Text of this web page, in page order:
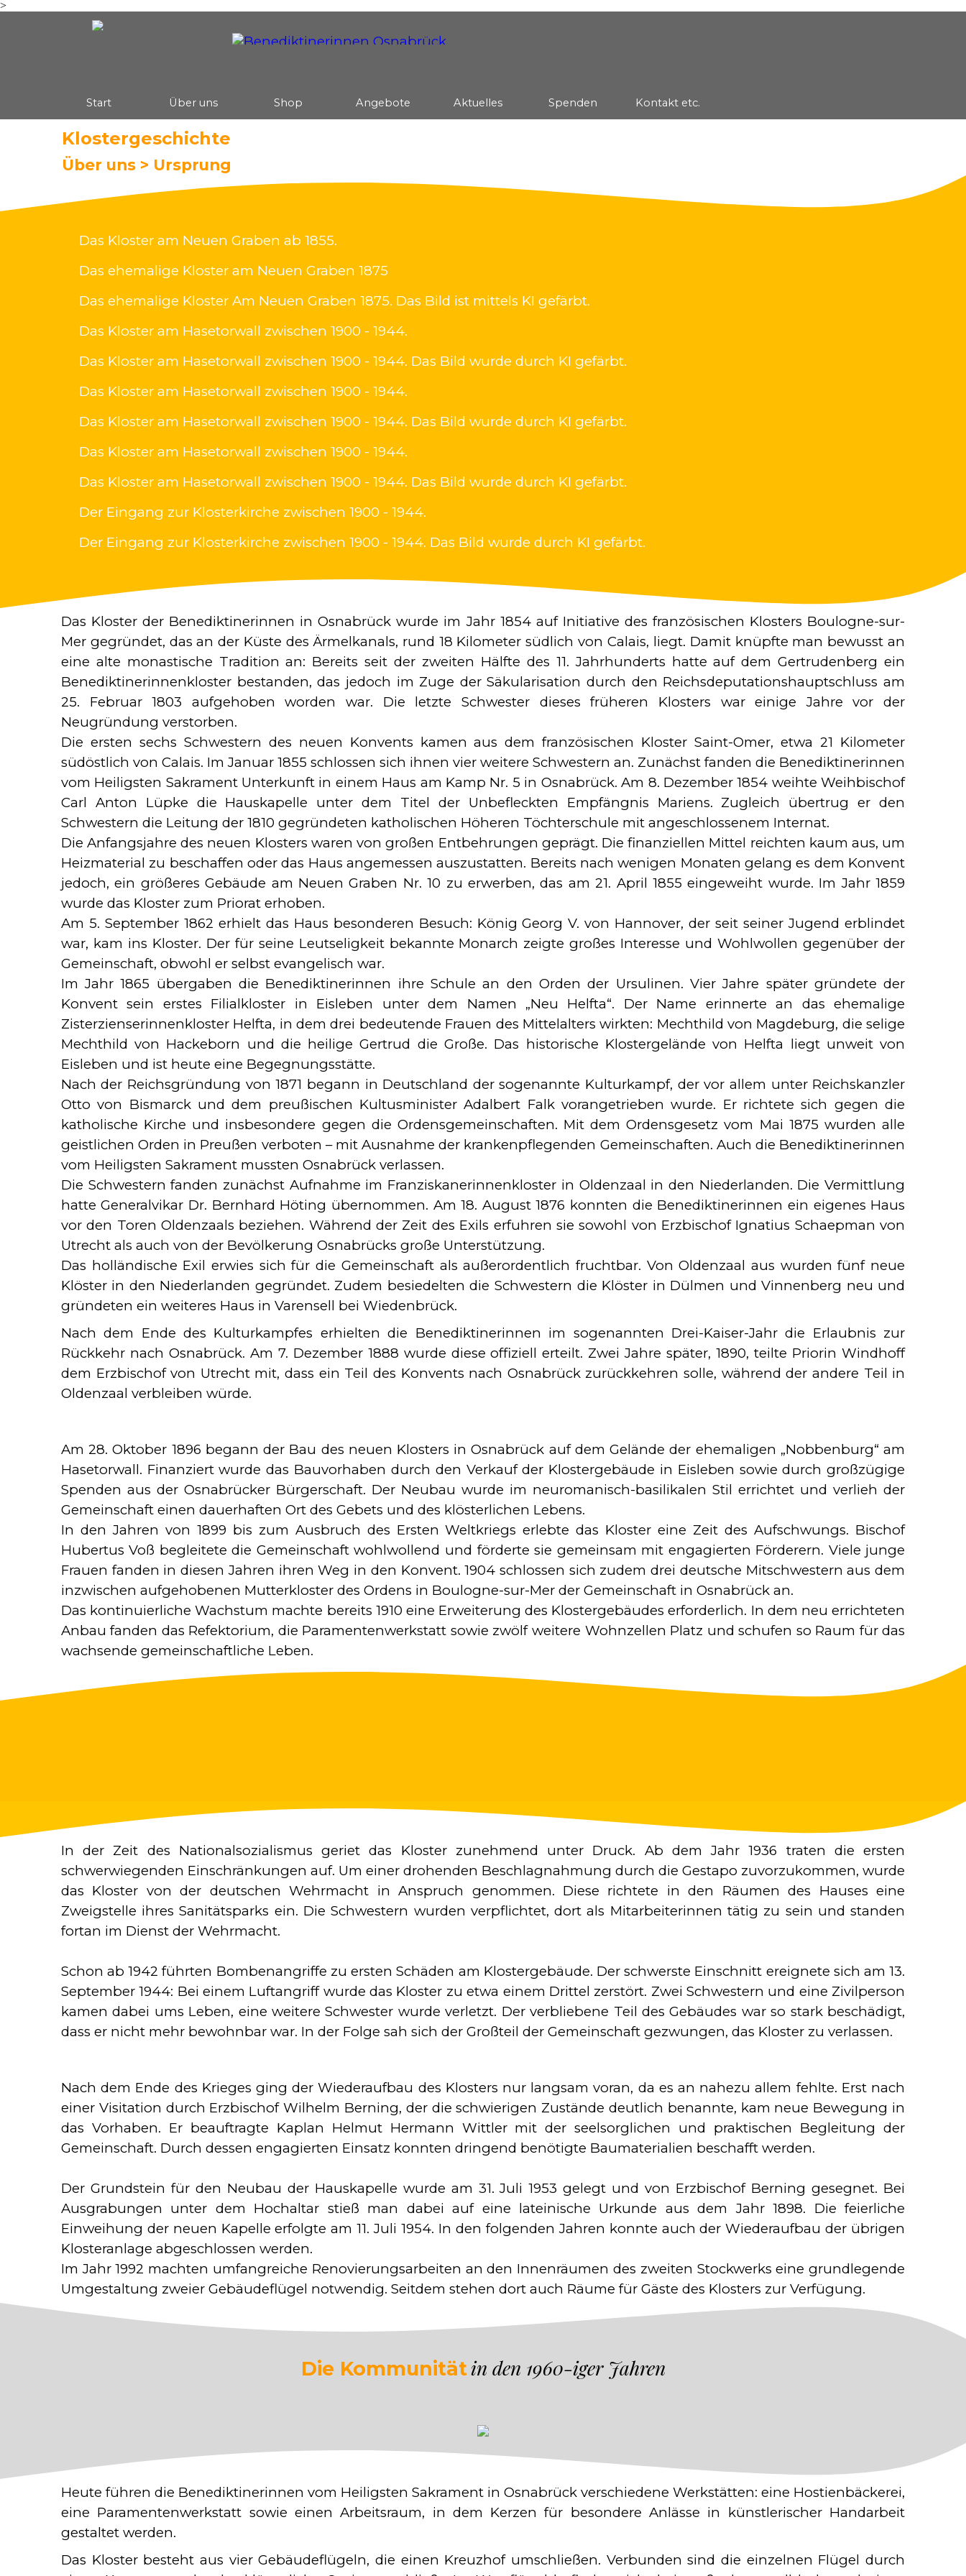
>
Menü überspringen
Start Über uns ▼
Shop ▼
Angebote ▼
Aktuelles ▼
Spenden Kontakt etc.
Klostergeschichte
Über uns > Ursprung
Das Kloster am Neuen Graben ab 1855.
Das ehemalige Kloster am Neuen Graben 1875
Das ehemalige Kloster Am Neuen Graben 1875. Das Bild ist mittels KI gefärbt.
Das Kloster am Hasetorwall zwischen 1900 - 1944.
Das Kloster am Hasetorwall zwischen 1900 - 1944. Das Bild wurde durch KI gefärbt.
Das Kloster am Hasetorwall zwischen 1900 - 1944.
Das Kloster am Hasetorwall zwischen 1900 - 1944. Das Bild wurde durch KI gefärbt.
Das Kloster am Hasetorwall zwischen 1900 - 1944.
Das Kloster am Hasetorwall zwischen 1900 - 1944. Das Bild wurde durch KI gefärbt.
Der Eingang zur Klosterkirche zwischen 1900 - 1944.
Der Eingang zur Klosterkirche zwischen 1900 - 1944. Das Bild wurde durch KI gefärbt.
Das Kloster der Benediktinerinnen in Osnabrück wurde im Jahr 1854 auf Initiative des französischen Klosters Boulogne-sur-
Mer gegründet, das an der Küste des Ärmelkanals, rund 18 Kilometer südlich von Calais, liegt. Damit knüpfte man bewusst an
eine alte monastische Tradition an: Bereits seit der zweiten Hälfte des 11. Jahrhunderts hatte auf dem Gertrudenberg ein
Benediktinerinnenkloster bestanden, das jedoch im Zuge der Säkularisation durch den Reichsdeputationshauptschluss am
25. Februar 1803 aufgehoben worden war. Die letzte Schwester dieses früheren Klosters war einige Jahre vor der
Neugründung verstorben.
Die ersten sechs Schwestern des neuen Konvents kamen aus dem französischen Kloster Saint-Omer, etwa 21 Kilometer
südöstlich von Calais. Im Januar 1855 schlossen sich ihnen vier weitere Schwestern an. Zunächst fanden die Benediktinerinnen
vom Heiligsten Sakrament Unterkunft in einem Haus am Kamp Nr. 5 in Osnabrück. Am 8. Dezember 1854 weihte Weihbischof
Carl Anton Lüpke die Hauskapelle unter dem Titel der Unbefleckten Empfängnis Mariens. Zugleich übertrug er den
Schwestern die Leitung der 1810 gegründeten katholischen Höheren Töchterschule mit angeschlossenem Internat.
Die Anfangsjahre des neuen Klosters waren von großen Entbehrungen geprägt. Die finanziellen Mittel reichten kaum aus, um
Heizmaterial zu beschaffen oder das Haus angemessen auszustatten. Bereits nach wenigen Monaten gelang es dem Konvent
jedoch, ein größeres Gebäude am Neuen Graben Nr. 10 zu erwerben, das am 21. April 1855 eingeweiht wurde. Im Jahr 1859
wurde das Kloster zum Priorat erhoben.
Am 5. September 1862 erhielt das Haus besonderen Besuch: König Georg V. von Hannover, der seit seiner Jugend erblindet
war, kam ins Kloster. Der für seine Leutseligkeit bekannte Monarch zeigte großes Interesse und Wohlwollen gegenüber der
Gemeinschaft, obwohl er selbst evangelisch war.
Im Jahr 1865 übergaben die Benediktinerinnen ihre Schule an den Orden der Ursulinen. Vier Jahre später gründete der
Konvent sein erstes Filialkloster in Eisleben unter dem Namen „Neu Helfta“. Der Name erinnerte an das ehemalige
Zisterzienserinnenkloster Helfta, in dem drei bedeutende Frauen des Mittelalters wirkten: Mechthild von Magdeburg, die selige
Mechthild von Hackeborn und die heilige Gertrud die Große. Das historische Klostergelände von Helfta liegt unweit von
Eisleben und ist heute eine Begegnungsstätte.
Nach der Reichsgründung von 1871 begann in Deutschland der sogenannte Kulturkampf, der vor allem unter Reichskanzler
Otto von Bismarck und dem preußischen Kultusminister Adalbert Falk vorangetrieben wurde. Er richtete sich gegen die
katholische Kirche und insbesondere gegen die Ordensgemeinschaften. Mit dem Ordensgesetz vom Mai 1875 wurden alle
geistlichen Orden in Preußen verboten – mit Ausnahme der krankenpflegenden Gemeinschaften. Auch die Benediktinerinnen
vom Heiligsten Sakrament mussten Osnabrück verlassen.
Die Schwestern fanden zunächst Aufnahme im Franziskanerinnenkloster in Oldenzaal in den Niederlanden. Die Vermittlung
hatte Generalvikar Dr. Bernhard Höting übernommen. Am 18. August 1876 konnten die Benediktinerinnen ein eigenes Haus
vor den Toren Oldenzaals beziehen. Während der Zeit des Exils erfuhren sie sowohl von Erzbischof Ignatius Schaepman von
Utrecht als auch von der Bevölkerung Osnabrücks große Unterstützung.
Das holländische Exil erwies sich für die Gemeinschaft als außerordentlich fruchtbar. Von Oldenzaal aus wurden fünf neue
Klöster in den Niederlanden gegründet. Zudem besiedelten die Schwestern die Klöster in Dülmen und Vinnenberg neu und
gründeten ein weiteres Haus in Varensell bei Wiedenbrück.
Nach dem Ende des Kulturkampfes erhielten die Benediktinerinnen im sogenannten Drei-Kaiser-Jahr die Erlaubnis zur
Rückkehr nach Osnabrück. Am 7. Dezember 1888 wurde diese offiziell erteilt. Zwei Jahre später, 1890, teilte Priorin Windhoff
dem Erzbischof von Utrecht mit, dass ein Teil des Konvents nach Osnabrück zurückkehren solle, während der andere Teil in
Oldenzaal verbleiben würde.
Am 28. Oktober 1896 begann der Bau des neuen Klosters in Osnabrück auf dem Gelände der ehemaligen „Nobbenburg“ am
Hasetorwall. Finanziert wurde das Bauvorhaben durch den Verkauf der Klostergebäude in Eisleben sowie durch großzügige
Spenden aus der Osnabrücker Bürgerschaft. Der Neubau wurde im neuromanisch-basilikalen Stil errichtet und verlieh der
Gemeinschaft einen dauerhaften Ort des Gebets und des klösterlichen Lebens.
In den Jahren von 1899 bis zum Ausbruch des Ersten Weltkriegs erlebte das Kloster eine Zeit des Aufschwungs. Bischof
Hubertus Voß begleitete die Gemeinschaft wohlwollend und förderte sie gemeinsam mit engagierten Förderern. Viele junge
Frauen fanden in diesen Jahren ihren Weg in den Konvent. 1904 schlossen sich zudem drei deutsche Mitschwestern aus dem
inzwischen aufgehobenen Mutterkloster des Ordens in Boulogne-sur-Mer der Gemeinschaft in Osnabrück an.
Das kontinuierliche Wachstum machte bereits 1910 eine Erweiterung des Klostergebäudes erforderlich. In dem neu errichteten
Anbau fanden das Refektorium, die Paramentenwerkstatt sowie zwölf weitere Wohnzellen Platz und schufen so Raum für das
wachsende gemeinschaftliche Leben.
In der Zeit des Nationalsozialismus geriet das Kloster zunehmend unter Druck. Ab dem Jahr 1936 traten die ersten
schwerwiegenden Einschränkungen auf. Um einer drohenden Beschlagnahmung durch die Gestapo zuvorzukommen, wurde
das Kloster von der deutschen Wehrmacht in Anspruch genommen. Diese richtete in den Räumen des Hauses eine
Zweigstelle ihres Sanitätsparks ein. Die Schwestern wurden verpflichtet, dort als Mitarbeiterinnen tätig zu sein und standen
fortan im Dienst der Wehrmacht.
Schon ab 1942 führten Bombenangriffe zu ersten Schäden am Klostergebäude. Der schwerste Einschnitt ereignete sich am 13.
September 1944: Bei einem Luftangriff wurde das Kloster zu etwa einem Drittel zerstört. Zwei Schwestern und eine Zivilperson
kamen dabei ums Leben, eine weitere Schwester wurde verletzt. Der verbliebene Teil des Gebäudes war so stark beschädigt,
dass er nicht mehr bewohnbar war. In der Folge sah sich der Großteil der Gemeinschaft gezwungen, das Kloster zu verlassen.
Nach dem Ende des Krieges ging der Wiederaufbau des Klosters nur langsam voran, da es an nahezu allem fehlte. Erst nach
einer Visitation durch Erzbischof Wilhelm Berning, der die schwierigen Zustände deutlich benannte, kam neue Bewegung in
das Vorhaben. Er beauftragte Kaplan Helmut Hermann Wittler mit der seelsorglichen und praktischen Begleitung der
Gemeinschaft. Durch dessen engagierten Einsatz konnten dringend benötigte Baumaterialien beschafft werden.
Der Grundstein für den Neubau der Hauskapelle wurde am 31. Juli 1953 gelegt und von Erzbischof Berning gesegnet. Bei
Ausgrabungen unter dem Hochaltar stieß man dabei auf eine lateinische Urkunde aus dem Jahr 1898. Die feierliche
Einweihung der neuen Kapelle erfolgte am 11. Juli 1954. In den folgenden Jahren konnte auch der Wiederaufbau der übrigen
Klosteranlage abgeschlossen werden.
Im Jahr 1992 machten umfangreiche Renovierungsarbeiten an den Innenräumen des zweiten Stockwerks eine grundlegende
Umgestaltung zweier Gebäudeflügel notwendig. Seitdem stehen dort auch Räume für Gäste des Klosters zur Verfügung.
Die Kommunitätin den 1960-iger Jahren
Heute führen die Benediktinerinnen vom Heiligsten Sakrament in Osnabrück verschiedene Werkstätten: eine Hostienbäckerei,
eine Paramentenwerkstatt sowie einen Arbeitsraum, in dem Kerzen für besondere Anlässe in künstlerischer Handarbeit
gestaltet werden.
Das Kloster besteht aus vier Gebäudeflügeln, die einen Kreuzhof umschließen. Verbunden sind die einzelnen Flügel durch